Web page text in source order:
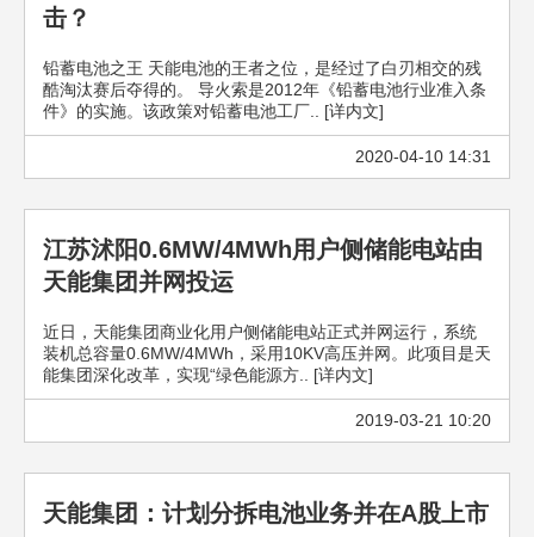
击？
铅蓄电池之王 天能电池的王者之位，是经过了白刃相交的残
酷淘汰赛后夺得的。 导火索是2012年《铅蓄电池行业准入条
件》的实施。该政策对铅蓄电池工厂.. [详内文]
2020-04-10 14:31
江苏沭阳0.6MW/4MWh用户侧储能电站由
天能集团并网投运
近日，天能集团商业化用户侧储能电站正式并网运行，系统
装机总容量0.6MW/4MWh，采用10KV高压并网。此项目是天
能集团深化改革，实现“绿色能源方.. [详内文]
2019-03-21 10:20
天能集团：计划分拆电池业务并在A股上市